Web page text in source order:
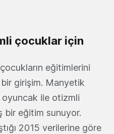
çocuklar için
eğitimlerini
girişim. Manyetik
oyuncak ile otizmli
bir eğitim sunuyor.
2015 verilerine göre